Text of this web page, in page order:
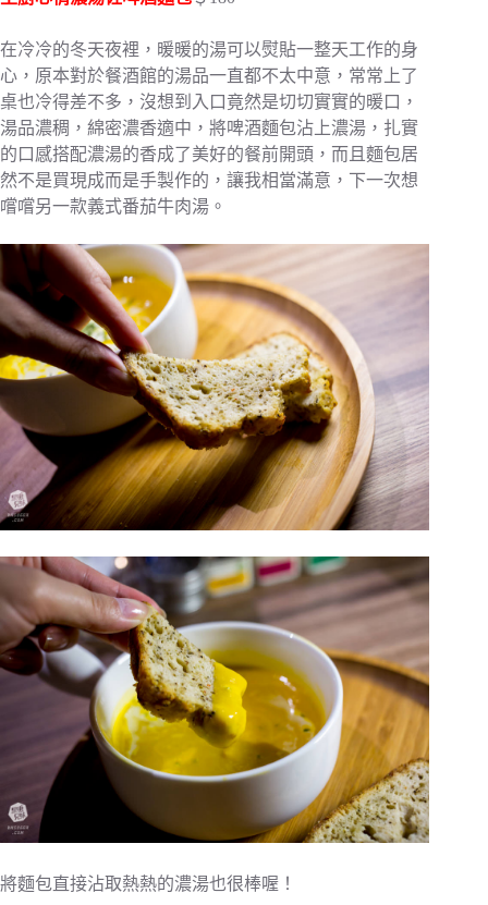
在冷冷的冬天夜裡，暖暖的湯可以熨貼一整天工作的身
心，原本對於餐酒館的湯品一直都不太中意，常常上了
桌也冷得差不多，沒想到入口竟然是切切實實的暖口，
湯品濃稠，綿密濃香適中，將啤酒麵包沾上濃湯，扎實
的口感搭配濃湯的香成了美好的餐前開頭，而且麵包居
然不是買現成而是手製作的，讓我相當滿意，下一次想
嚐嚐另一款義式番茄牛肉湯。
將麵包直接沾取熱熱的濃湯也很棒喔！